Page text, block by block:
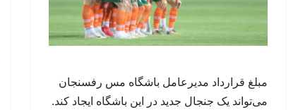
مبلغ قرارداد مدیرعامل باشگاه مس رفسنجان
می‌تواند یک جنجال جدید در این باشگاه ایجاد کند.